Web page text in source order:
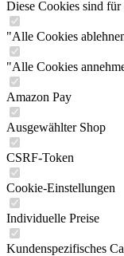
Diese Cookies sind
"Alle Cookies
"Alle Cookies
Amazon Pay
Ausgewählter Shop
CSRF-Token
Cookie-Einstellungen
Individuelle Preise
Kundenspezifisches